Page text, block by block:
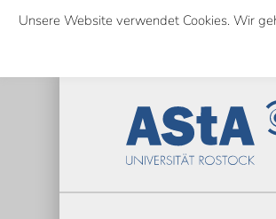
Skip
content
Unsere Website verwendet Cookies. Wir